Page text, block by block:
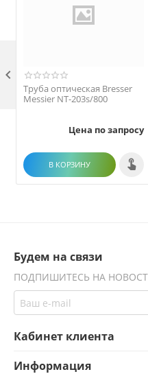
Труба оптическая Bresser
Messier NT-203s/800
Цена по запросу
В КОРЗИНУ

Будем на связи
ПОДПИШИТЕСЬ НА
Кабинет клиента
Информация